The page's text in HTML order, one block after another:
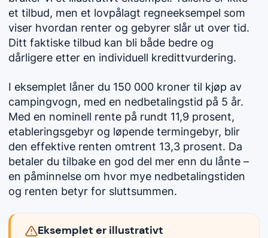
et tilbud, men et lovpålagt regneeksempel som
viser hvordan renter og gebyrer slår ut over tid.
Ditt faktiske tilbud kan bli både bedre og
dårligere etter en individuell kredittvurdering.
I eksemplet låner du 150 000 kroner til kjøp av
campingvogn, med en nedbetalingstid på 5 år.
Med en nominell rente på rundt 11,9 prosent,
etableringsgebyr og løpende termingebyr, blir
den effektive renten omtrent 13,3 prosent. Da
betaler du tilbake en god del mer enn du lånte –
en påminnelse om hvor mye nedbetalingstiden
og renten betyr for sluttsummen.
Eksemplet er illustrativt